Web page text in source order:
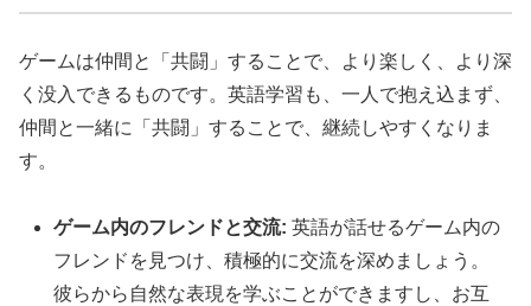
ゲームは仲間と「共闘」することで、より楽しく、より深
く没入できるものです。英語学習も、一人で抱え込まず、
仲間と一緒に「共闘」することで、継続しやすくなりま
す。
ゲーム内のフレンドと交流: 英語が話せるゲーム内の
フレンドを見つけ、積極的に交流を深めましょう。
彼らから自然な表現を学ぶことができますし、お互